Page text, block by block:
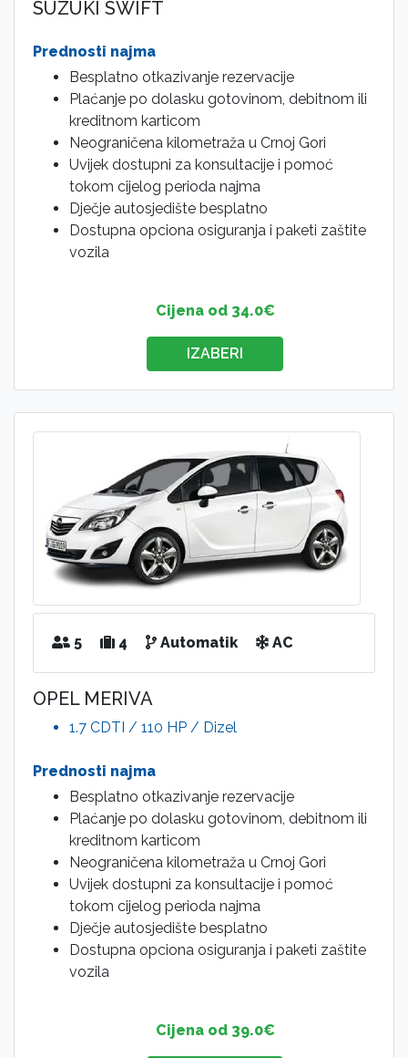
SUZUKI SWIFT
Prednosti najma
Besplatno otkazivanje rezervacije
Plaćanje po dolasku gotovinom, debitnom ili
kreditnom karticom
Neograničena kilometraža u Crnoj Gori
Uvijek dostupni za konsultacije i pomoć
tokom cijelog perioda najma
Dječje autosjedište besplatno
Dostupna opciona osiguranja i paketi zaštite
vozila
Cijena od 34.0€
IZABERI
5 4 Automatik AC
OPEL MERIVA
1.7 CDTI / 110 HP / Dizel
Prednosti najma
Besplatno otkazivanje rezervacije
Plaćanje po dolasku gotovinom, debitnom ili
kreditnom karticom
Neograničena kilometraža u Crnoj Gori
Uvijek dostupni za konsultacije i pomoć
tokom cijelog perioda najma
Dječje autosjedište besplatno
Dostupna opciona osiguranja i paketi zaštite
vozila
Cijena od 39.0€